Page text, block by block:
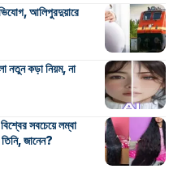
আলিপুরদুয়ারে
নতুন কড়া নিয়ম, না
সবচেয়ে লম্বা
জানেন?